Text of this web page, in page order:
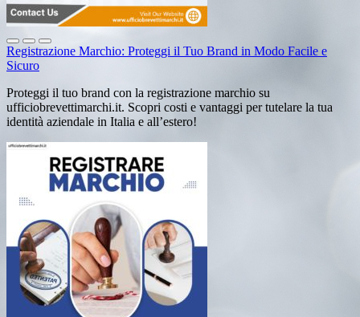
Registrazione Marchio: Proteggi il Tuo Brand in Modo Facile e
Sicuro
Proteggi il tuo brand con la registrazione marchio su
ufficiobrevettimarchi.it. Scopri costi e vantaggi per tutelare la tua
identità aziendale in Italia e all’estero!